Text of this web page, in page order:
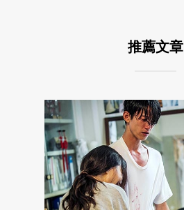
推薦文章